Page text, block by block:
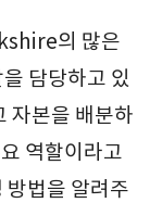
의 많은
담당하고 있
자본을 배분하
역할이라고
방법을 알려주